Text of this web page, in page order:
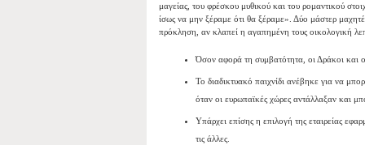
μαγείας, του φρέσκου μυθικού και του ρομαντικού
ίσως να μην ξέραμε ότι θα ξέραμε». Δύο μάστερ
πρόκληση, αν κλαπεί η αγαπημένη τους οικολογική
Όσον αφορά τη συμβατότητα, οι Δράκοι και
Το διαδικτυακό παιχνίδι ανέβηκε για να
όταν οι ευρωπαϊκές χώρες αντάλλαξαν και
Υπάρχει επίσης η επιλογή της εταιρείας
τις άλλες.